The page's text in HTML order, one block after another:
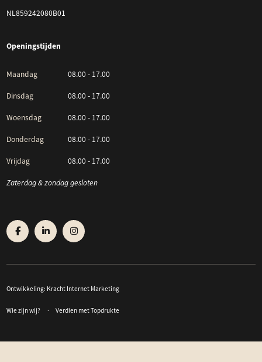
NL859242080B01
Openingstijden
Maandag 08.00 - 17.00
Dinsdag 08.00 - 17.00
Woensdag 08.00 - 17.00
Donderdag 08.00 - 17.00
Vrijdag 08.00 - 17.00
Zaterdag & zondag gesloten
Ontwikkeling: Kracht Internet Marketing
Wie zijn wij? Verdien met Topdrukte